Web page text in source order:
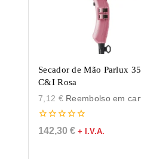
Secador de Mão Parlux
C&I Rosa
7,12 €Reembolso em
0
de
142,30 € + I.V.A.